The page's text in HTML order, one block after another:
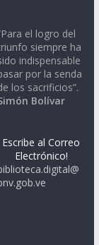
el logro del
siempre ha
indispensable
por la senda
los sacrificios”.
Bolívar
Escribe al Correo
Electrónico!